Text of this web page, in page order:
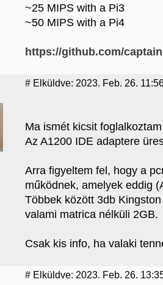
~25 MIPS with a Pi3
~50 MIPS with a Pi4
https://github.com/
# Elküldve: 2023. Feb. 26.
Ma ismét kicsit
Az A1200 IDE adaptere
Arra figyeltem fel, hogy a
működnek, amelyek eddig
Többek között 3db
valami matrica nélküli 2GB.
Csak kis info, ha valaki
# Elküldve: 2023. Feb. 26.